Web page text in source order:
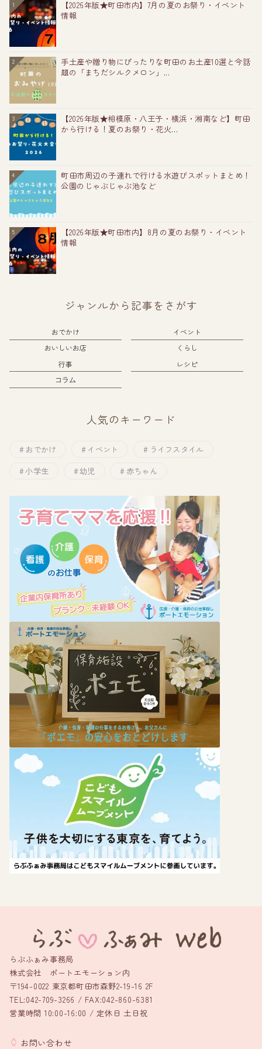
1
【2026年版★町田市内】7月の夏のお祭り・イベント
情報
2
手土産や贈り物にぴったりな町田のお土産10選と今話
題の「まちだシルクメロン」...
3
【2026年版★相模原・八王子・横浜・湘南など】町田
から行ける！夏のお祭り・花火...
4
町田市周辺の子連れで行ける水遊びスポットまとめ！
公園のじゃぶじゃぶ池など
5
【2026年版★町田市内】8月の夏のお祭り・イベント
情報
ジャンルから記事をさがす
おでかけ
イベント
おいしいお店
くらし
行事
レシピ
コラム
人気のキーワード
おでかけ イベント
ライフスタイル
小学生
幼児 赤ちゃん
らぶふぁみ事務局
株式会社 ポートエモーション内
〒194-0022 東京都町田市森野2-19-16 2F
TEL:042-709-3266 / FAX:042-860-6381
営業時間 10:00-16:00 / 定休日 土日祝
お問い合わせ